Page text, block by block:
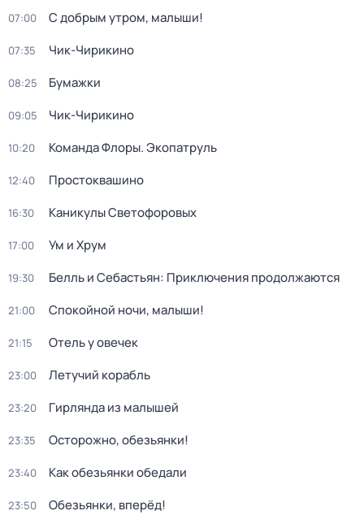
07:00 С добрым утром, малыши!
07:35 Чик-Чирикино
08:25 Бумажки
09:05 Чик-Чирикино
10:20 Команда Флоры. Экопатруль
12:40 Простоквашино
16:30 Каникулы Светофоровых
17:00 Ум и Хрум
19:30 Белль и Себастьян: Приключения продолжаются
21:00 Спокойной ночи, малыши!
21:15 Отель у овечек
23:00 Летучий корабль
23:20 Гирлянда из малышей
23:35 Осторожно, обезьянки!
23:40 Как обезьянки обедали
23:50 Обезьянки, вперёд!